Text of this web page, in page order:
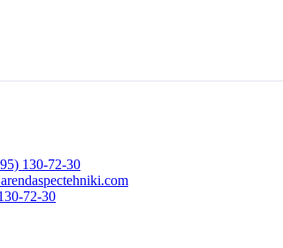
130-72-30
72-30